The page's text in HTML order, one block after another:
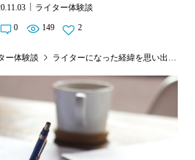
ライター体験談
0 149 2
ー体験談 ライターになった経緯を思い出してみる